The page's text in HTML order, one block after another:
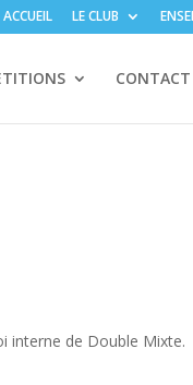
ACCUEIL LE CLUB
CONTACT
interne de Double Mixte.